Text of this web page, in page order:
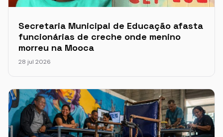
Secretaria Municipal de Educação afasta
funcionárias de creche onde menino
morreu na Mooca
28 jul 2026